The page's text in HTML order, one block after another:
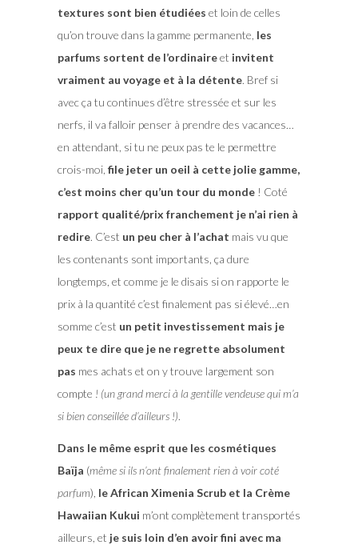
textures sont bien étudiées et loin de celles
qu’on trouve dans la gamme permanente, les
parfums sortent de l’ordinaireet invitent
vraiment au voyage et à la détente. Bref si
avec ça tu continues d’être stressée et sur les
nerfs, il va falloir penser à prendre des vacances…
en attendant, si tu ne peux pas te le permettre
crois-moi, file jeter un oeil à cette jolie gamme,
c’est moins cher qu’un tour du monde! Coté
rapport qualité/prix franchement je n’ai rien à
redire. C’est un peu cher à l’achat mais vu que
les contenants sont importants, ça dure
longtemps, et comme je le disais si on rapporte le
prix à la quantité c’est finalement pas si élevé…en
somme c’est un petit investissement mais je
peux te dire que je ne regrette absolument
pas mes achats et on y trouve largement son
compte ! (un grand merci à la gentille vendeuse qui m’a
si bien conseillée d’ailleurs !).
Dans le même esprit que les cosmétiques
Baïja (même si ils n’ont finalement rien à voir coté
parfum), le African Ximenia Scrub et la Crème
Hawaiian Kukui m’ont complètement transportés
ailleurs, et je suis loin d’en avoir fini avec ma